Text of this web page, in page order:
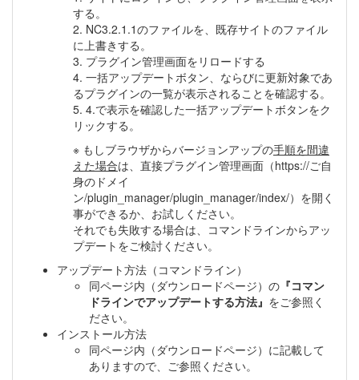
する。
2. NC3.2.1.1のファイルを、既存サイトのファイル
に上書きする。
3. プラグイン管理画面をリロードする
4. 一括アップデートボタン、ならびに更新対象であ
るプラグインの一覧が表示されることを確認する。
5. 4.で表示を確認した一括アップデートボタンをク
リックする。
※ もしブラウザからバージョンアップの手順を間違
えた場合は、直接プラグイン管理画面（https://ご自
身のドメイ
ン/plugin_manager/plugin_manager/index/）を開く
事ができるか、お試しください。
それでも失敗する場合は、コマンドラインからアッ
プデートをご検討ください。
アップデート方法（コマンドライン）
同ページ内（ダウンロードページ）の 『コマン
ドラインでアップデートする方法』 をご参照く
ださい。
インストール方法
同ページ内（ダウンロードページ）に記載して
ありますので、ご参照ください。